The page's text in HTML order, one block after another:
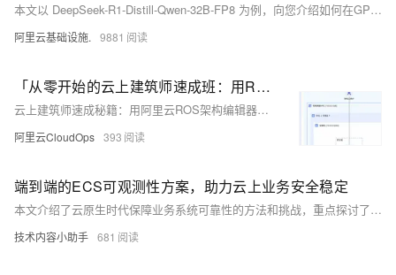
本文以 DeepSeek-R1-Distill-Qwen-32B-FP8 为例，向您介绍如何在GPU实例上使用容器来部署量化的 DeepSeek-R1 蒸馏模型。
阿里云基础设施. 9881
「从零开始的云上建筑师速成班：用ROS编辑器搭个会呼吸的服务器小屋」
云上建筑师速成秘籍：用阿里云ROS架构编辑器像搭乐高一样玩转服务器！零代码拖拽资源+配置指南，从部署到拆家一条龙服务~
阿里云CloudOps 393
端到端的ECS可观测性方案，助力云上业务安全稳定
本文介绍了云原生时代保障业务系统可靠性的方法和挑战，重点探讨了阿里云ECS在提升业务稳定性、性能监控及自动化恢复方面的能力。文章分为以下几个部分：首先，阐述了业务可靠性的三个阶段（事前预防、事中处理、事后跟进）；其次，分析了云上业务系统面临的困难与挑战，并提出了通过更实时的监测和自动化工具有效规避风险；接着，详细描述了ECS实例稳定性和性能问题的解决方案；然后，介绍了即将发布的ECS Lens产品，它将全面提升云上业务的洞察能力和异常感知能力；最后，通过具体案例展示了如何利用OS自动重启和公网带宽自适应调节等功能确保业务连续性。总结部分强调了ECS致力于增强性能和稳定性的目标。
技术内容小助手 681